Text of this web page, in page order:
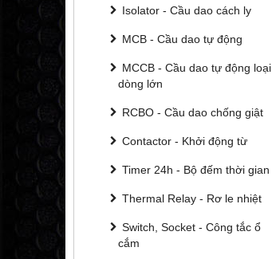
Isolator - Cầu dao cách ly
MCB - Cầu dao tự động
MCCB - Cầu dao tự động loại
dòng lớn
RCBO - Cầu dao chống giật
Contactor - Khởi động từ
Timer 24h - Bộ đếm thời gian
Thermal Relay - Rơ le nhiệt
Switch, Socket - Công tắc ổ
cắm